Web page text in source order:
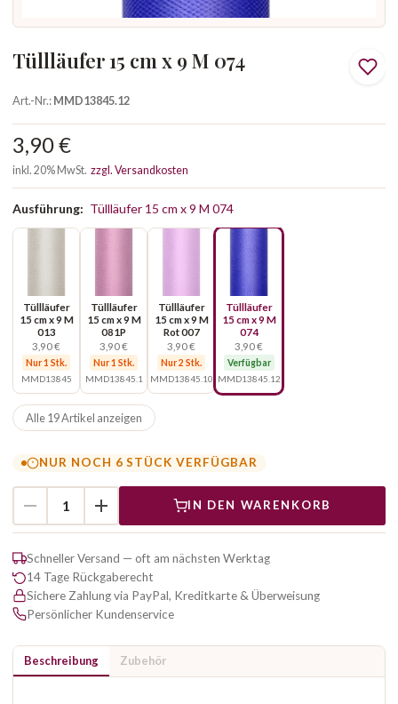
Tüllläufer 15 cm x 9 M 074
Art.-Nr.:MMD13845.12
3,90 €
inkl. 20% MwSt. zzgl. Versandkosten
Ausführung: Tüllläufer 15 cm x 9 M 074
Tüllläufer
15 cm x 9 M
013
3,90 €
Nur 1 Stk.
MMD13845
Tüllläufer
15 cm x 9 M
081P
3,90 €
Nur 1 Stk.
MMD13845.1
Tüllläufer
15 cm x 9 M
Rot 007
3,90 €
Nur 2 Stk.
MMD13845.10
Tüllläufer
15 cm x 9 M
074
3,90 €
Verfügbar
MMD13845.12
Alle 19 Artikel anzeigen
NUR NOCH 6 STÜCK VERFÜGBAR
IN DEN WARENKORB
Schneller Versand — oft am nächsten Werktag
14 Tage Rückgaberecht
Sichere Zahlung via PayPal, Kreditkarte & Überweisung
Persönlicher Kundenservice
Beschreibung Zubehör